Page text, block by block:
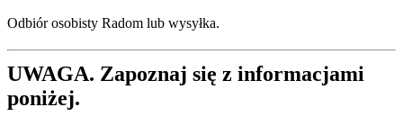
Odbiór osobisty Radom lub wysyłka.
UWAGA. Zapoznaj się z informacjami
poniżej.